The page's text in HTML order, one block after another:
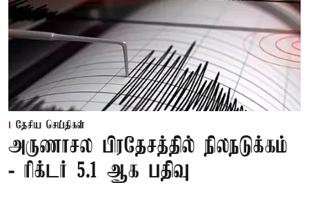
தேசிய செய்திகள்
அருணாசல பிரதேசத்தில் நிலநடுக்கம்
- ரிக்டர் 5.1 ஆக பதிவு